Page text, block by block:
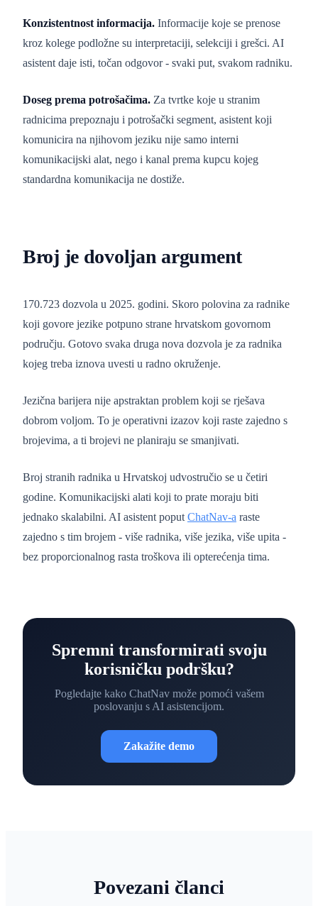
Konzistentnost informacija. Informacije koje se prenose
kroz kolege podložne su interpretaciji, selekciji i grešci. AI
asistent daje isti, točan odgovor - svaki put, svakom radniku.
Doseg prema potrošačima. Za tvrtke koje u stranim
radnicima prepoznaju i potrošački segment, asistent koji
komunicira na njihovom jeziku nije samo interni
komunikacijski alat, nego i kanal prema kupcu kojeg
standardna komunikacija ne dostiže.
Broj je dovoljan argument
170.723 dozvola u 2025. godini. Skoro polovina za radnike
koji govore jezike potpuno strane hrvatskom govornom
području. Gotovo svaka druga nova dozvola je za radnika
kojeg treba iznova uvesti u radno okruženje.
Jezična barijera nije apstraktan problem koji se rješava
dobrom voljom. To je operativni izazov koji raste zajedno s
brojevima, a ti brojevi ne planiraju se smanjivati.
Broj stranih radnika u Hrvatskoj udvostručio se u četiri
godine. Komunikacijski alati koji to prate moraju biti
jednako skalabilni. AI asistent poput ChatNav-a raste
zajedno s tim brojem - više radnika, više jezika, više upita -
bez proporcionalnog rasta troškova ili opterećenja tima.
Spremni transformirati svoju
korisničku podršku?
Pogledajte kako ChatNav može pomoći vašem
poslovanju s AI asistencijom.
Zakažite demo
Povezani članci